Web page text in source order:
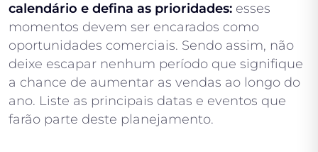
calendário e defina as prioridades: esses
momentos devem ser encarados como
oportunidades comerciais. Sendo assim, não
deixe escapar nenhum período que signifique
a chance de aumentar as vendas ao longo do
ano. Liste as principais datas e eventos que
farão parte deste planejamento.